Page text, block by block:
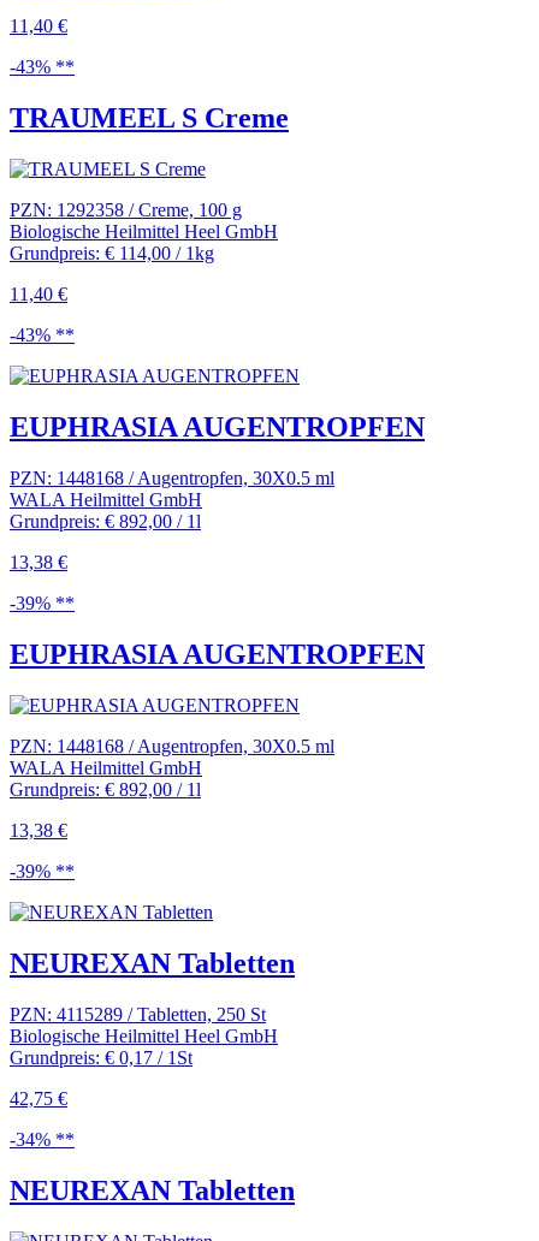
11,40 €
-43% **
TRAUMEEL S Creme
PZN: 1292358 / Creme, 100 g
Biologische Heilmittel Heel GmbH
Grundpreis: € 114,00 / 1kg
11,40 €
-43% **
EUPHRASIA AUGENTROPFEN
PZN: 1448168 / Augentropfen, 30X0.5 ml
WALA Heilmittel GmbH
Grundpreis: € 892,00 / 1l
13,38 €
-39% **
EUPHRASIA AUGENTROPFEN
PZN: 1448168 / Augentropfen, 30X0.5 ml
WALA Heilmittel GmbH
Grundpreis: € 892,00 / 1l
13,38 €
-39% **
NEUREXAN Tabletten
PZN: 4115289 / Tabletten, 250 St
Biologische Heilmittel Heel GmbH
Grundpreis: € 0,17 / 1St
42,75 €
-34% **
NEUREXAN Tabletten